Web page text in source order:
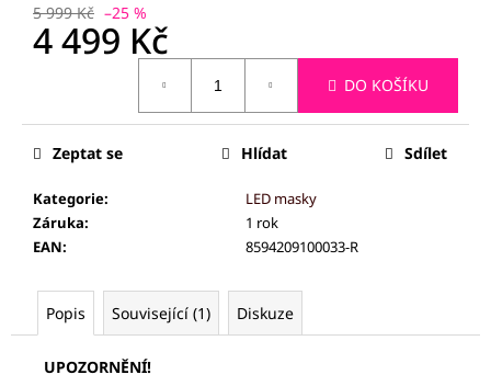
5 999 Kč –25 %
4 499 Kč
DO KOŠÍKU
Kategorie:
LED masky
Záruka:
1 rok
EAN: 8594209100033-R
Zeptat se Hlídat Sdílet
Popis Související (1) Diskuze
UPOZORNĚNÍ!
PALSAR7
GALVANICKÁ
Kč